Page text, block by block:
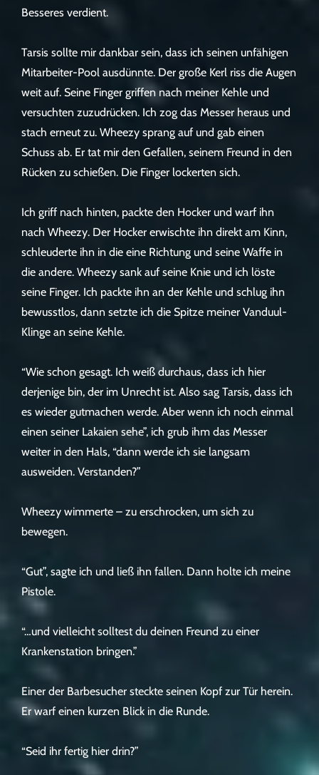
Besseres verdient.
Tarsis sollte mir dankbar sein, dass ich seinen unfähigen
Mitarbeiter-Pool ausdünnte. Der große Kerl riss die Augen
weit auf. Seine Finger griffen nach meiner Kehle und
versuchten zuzudrücken. Ich zog das Messer heraus und
stach erneut zu. Wheezy sprang auf und gab einen
Schuss ab. Er tat mir den Gefallen, seinem Freund in den
Rücken zu schießen. Die Finger lockerten sich.
Ich griff nach hinten, packte den Hocker und warf ihn
nach Wheezy. Der Hocker erwischte ihn direkt am Kinn,
schleuderte ihn in die eine Richtung und seine Waffe in
die andere. Wheezy sank auf seine Knie und ich löste
seine Finger. Ich packte ihn an der Kehle und schlug ihn
bewusstlos, dann setzte ich die Spitze meiner Vanduul-
Klinge an seine Kehle.
“Wie schon gesagt. Ich weiß durchaus, dass ich hier
derjenige bin, der im Unrecht ist. Also sag Tarsis, dass ich
es wieder gutmachen werde. Aber wenn ich noch einmal
einen seiner Lakaien sehe”, ich grub ihm das Messer
weiter in den Hals, “dann werde ich sie langsam
ausweiden. Verstanden?”
Wheezy wimmerte – zu erschrocken, um sich zu
bewegen.
“Gut”, sagte ich und ließ ihn fallen. Dann holte ich meine
Pistole.
“…und vielleicht solltest du deinen Freund zu einer
Krankenstation bringen.”
Einer der Barbesucher steckte seinen Kopf zur Tür herein.
Er warf einen kurzen Blick in die Runde.
“Seid ihr fertig hier drin?”